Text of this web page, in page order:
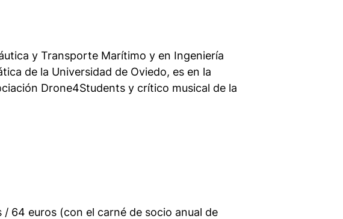
y Transporte Marítimo y en Ingeniería
de la Universidad de Oviedo, es en la
Drone4Students y crítico musical de la
/ 64 euros (con el carné de socio anual de